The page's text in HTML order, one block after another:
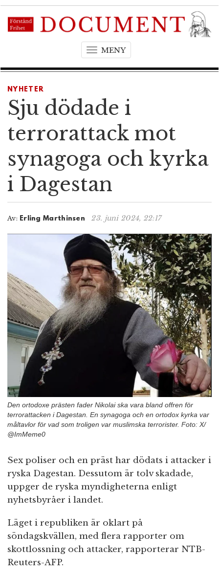
MENYT
g
l
a
i
g
i
o
NYHETER
Sju dödade i
terrorattack mot
synagoga och kyrka
i Dagestan
Av: Erling Marthinsen 23. juni 2024, 22:17
Den ortodoxe prästen fader Nikolai ska vara bland offren för
terrorattacken i Dagestan. En synagoga och en ortodox kyrka var
måltavlor för vad som troligen var muslimska terrorister. Foto: X/
@ImMeme0
Sex poliser och en präst har dödats i attacker i
ryska Dagestan. Dessutom är tolv skadade,
uppger de ryska myndigheterna enligt
nyhetsbyråer i landet.
Läget i republiken är oklart på
söndagskvällen, med flera rapporter om
skottlossning och attacker, rapporterar NTB-
Reuters-AFP.